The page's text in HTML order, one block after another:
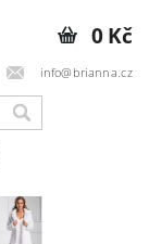
info@brianna.cz
0 Kč